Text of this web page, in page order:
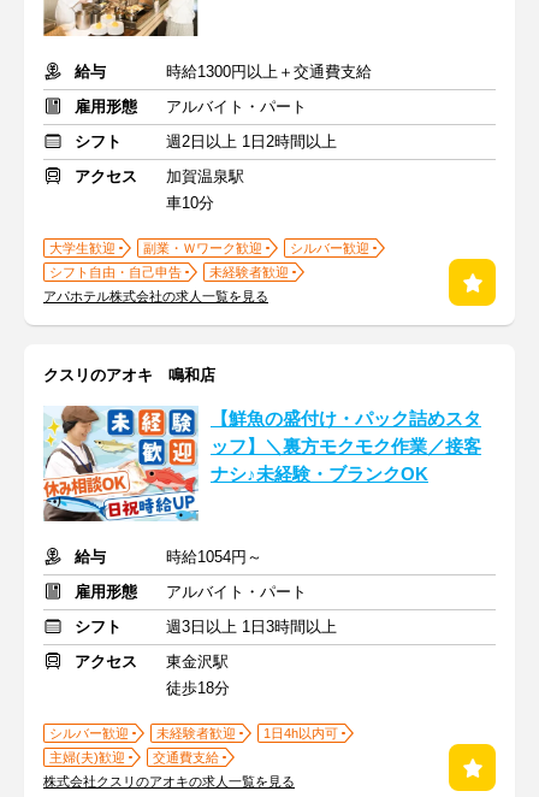
給与
時給1300円以上＋交通費支給
雇用形態
アルバイト・パート
シフト
週2日以上 1日2時間以上
アクセス
加賀温泉駅
車10分
大学生歓迎 副業・Ｗワーク歓迎
シルバー歓迎
シフト自由・自己申告
未経験者歓迎
アパホテル株式会社の求人一覧を見る
クスリのアオキ 鳴和店
【鮮魚の盛付け・パック詰めスタ
ッフ】＼裏方モクモク作業／接客
ナシ♪未経験・ブランクOK
給与
時給1054円～
雇用形態
アルバイト・パート
シフト
週3日以上 1日3時間以上
アクセス
東金沢駅
徒歩18分
シルバー歓迎 未経験者歓迎
1日4h以内可
主婦(夫)歓迎
交通費支給
株式会社クスリのアオキの求人一覧を見る